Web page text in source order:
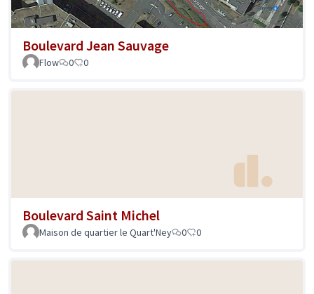
Boulevard Jean Sauvage
Flow 0 0
Boulevard Saint Michel
Maison de quartier le Quart'Ney 0 0